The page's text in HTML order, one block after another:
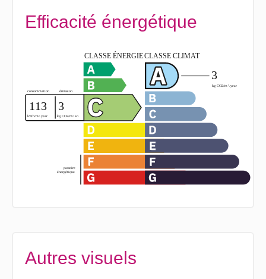
Efficacité énergétique
Autres visuels